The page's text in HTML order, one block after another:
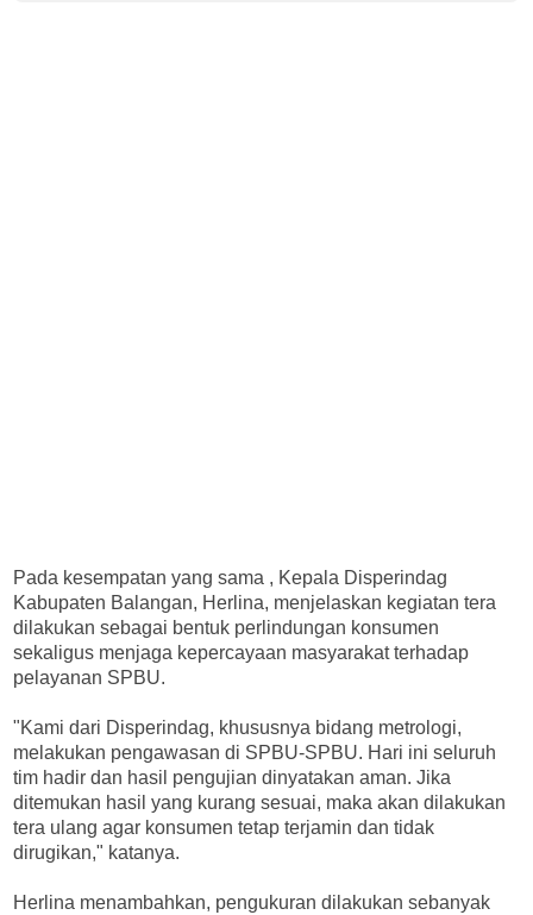
Pada kesempatan yang sama , Kepala Disperindag
Kabupaten Balangan, Herlina, menjelaskan kegiatan tera
dilakukan sebagai bentuk perlindungan konsumen
sekaligus menjaga kepercayaan masyarakat terhadap
pelayanan SPBU.
"Kami dari Disperindag, khususnya bidang metrologi,
melakukan pengawasan di SPBU-SPBU. Hari ini seluruh
tim hadir dan hasil pengujian dinyatakan aman. Jika
ditemukan hasil yang kurang sesuai, maka akan dilakukan
tera ulang agar konsumen tetap terjamin dan tidak
dirugikan," katanya.
Herlina menambahkan, pengukuran dilakukan sebanyak